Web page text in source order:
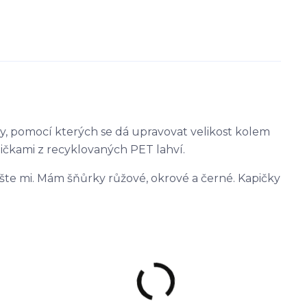
pomocí kterých se dá upravovat velikost kolem
z recyklovaných PET lahví.
mi. Mám šňůrky růžové, okrové a černé. Kapičky